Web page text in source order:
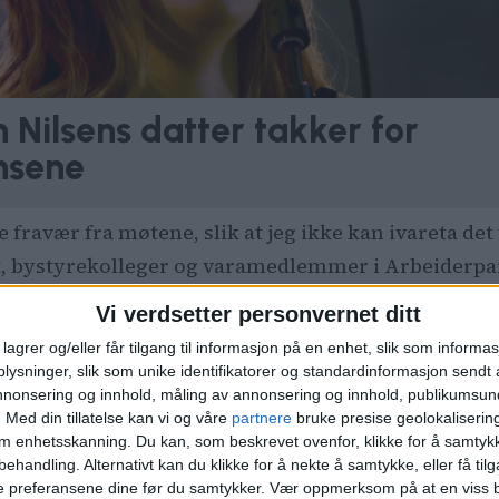
Vi verdsetter personvernet ditt
og/eller får tilgang til informasjon på en enhet, slik som
slik som unike identifikatorer og standardinformasjon sendt
og innhold, måling av annonsering og innhold,
Med din tillatelse kan vi og våre partnere bruke presise
enhetsskanning. Du kan, som beskrevet ovenfor, klikke for å
Alternativt kan du klikke for å nekte å samtykke, eller få
preferansene dine før du samtykker. Vær oppmerksom på at en viss
Nilsens datter takker for
fra møtene, slik at jeg ikke kan ivareta
og varamedlemmer i
paragraf 15 når han ber ordføreren og
for et kortere tidsrom eller resten av